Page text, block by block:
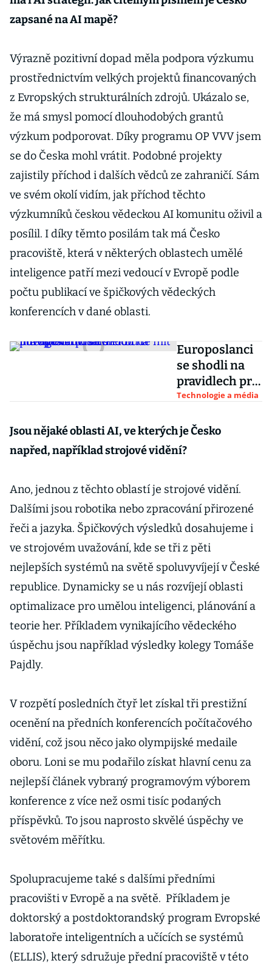
zapsané na AI mapě?
Výrazně pozitivní dopad měla podpora výzkumu
prostřednictvím velkých projektů financovaných
z Evropských strukturálních zdrojů. Ukázalo se,
že má smysl pomocí dlouhodobých grantů
výzkum podporovat. Díky programu OP VVV jsem
se do Česka mohl vrátit. Podobné projekty
zajistily příchod i dalších vědců ze zahraničí. Sám
ve svém okolí vidím, jak příchod těchto
výzkumníků českou vědeckou AI komunitu oživil a
posílil. I díky těmto posilám tak má Česko
pracoviště, která v některých oblastech umělé
inteligence patří mezi vedoucí v Evropě podle
počtu publikací ve špičkových vědeckých
konferencích v dané oblasti.
Europoslanci
se shodli na
pravidlech pro
umělou
ChatGPT bude
mít nové
Technologie a média
Jsou nějaké oblasti AI, ve kterých je Česko
napřed, například strojové vidění?
Ano, jednou z těchto oblastí je strojové vidění.
Dalšími jsou robotika nebo zpracování přirozené
řeči a jazyka. Špičkových výsledků dosahujeme i
ve strojovém uvažování, kde se tři z pěti
nejlepších systémů na světě spoluvyvíjejí v České
republice. Dynamicky se u nás rozvíjejí oblasti
optimalizace pro umělou inteligenci, plánování a
teorie her. Příkladem vynikajícího vědeckého
úspěchu jsou například výsledky kolegy Tomáše
Pajdly.
V rozpětí posledních čtyř let získal tři prestižní
ocenění na předních konferencích počítačového
vidění, což jsou něco jako olympijské medaile
oboru. Loni se mu podařilo získat hlavní cenu za
nejlepší článek vybraný programovým výborem
konference z více než osmi tisíc podaných
příspěvků. To jsou naprosto skvělé úspěchy ve
světovém měřítku.
Spolupracujeme také s dalšími předními
pracovišti v Evropě a na světě. Příkladem je
doktorský a postdoktorandský program Evropské
laboratoře inteligentních a učících se systémů
(ELLIS), který sdružuje přední pracoviště v této